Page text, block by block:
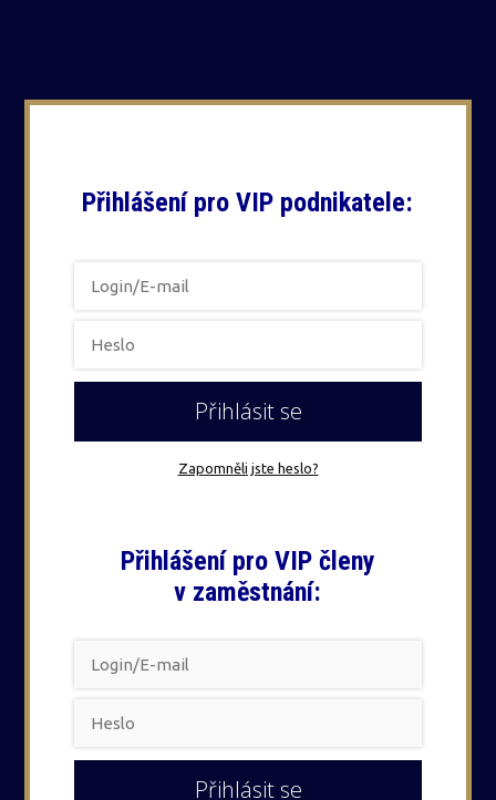
Přihlášení pro VIP podnikatele:
Přihlásit se
Zapomněli jste heslo?
Přihlášení pro VIP členy
v zaměstnání:
Přihlásit se